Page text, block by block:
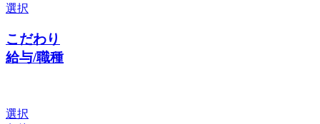
選択
こだわり
給与/職種
選択